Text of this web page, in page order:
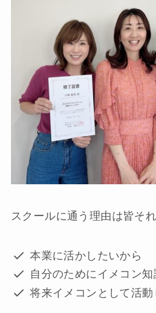
スクールに通う理由は皆そ
本業に活かしたいから
自分のためにイメコン
将来イメコンとして活動